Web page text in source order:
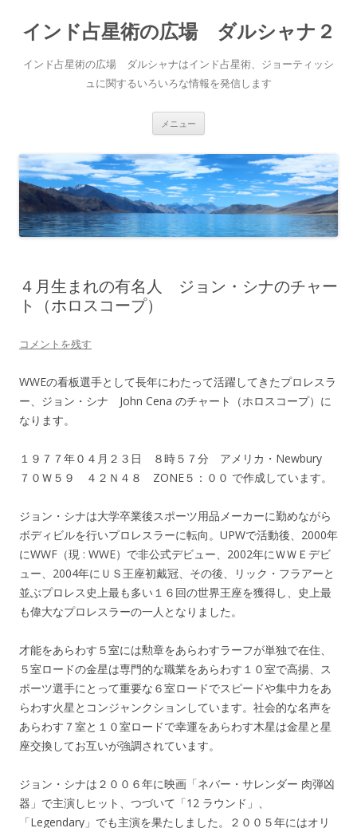
インド占星術の広場 ダルシャナ２
インド占星術の広場 ダルシャナはインド占星術、ジョーティッシ
ュに関するいろいろな情報を発信します
メニュー
ン
ツ
へ
ス
キ
ッ
プ
４月生まれの有名人 ジョン・シナのチャー
ト（ホロスコープ）
コメントを残す
WWEの看板選手として長年にわたって活躍してきたプロレスラ
ー、ジョン・シナ John Cena のチャート（ホロスコープ）に
なります。
１９７７年０４月２３日 ８時５７分 アメリカ・Newbury
７０Ｗ５９ ４２Ｎ４８ ZONE５：００ で作成しています。
ジョン・シナは大学卒業後スポーツ用品メーカーに勤めながら
ボディビルを行いプロレスラーに転向。UPWで活動後、2000年
にWWF（現 : WWE）で非公式デビュー、2002年にＷＷＥデビ
ュー、2004年にＵＳ王座初戴冠、その後、リック・フラアーと
並ぶプロレス史上最も多い１６回の世界王座を獲得し、史上最
も偉大なプロレスラーの一人となりました。
才能をあらわす５室には勲章をあらわすラーフが単独で在住、
５室ロードの金星は専門的な職業をあらわす１０室で高揚、ス
ポーツ選手にとって重要な６室ロードでスピードや集中力をあ
らわす火星とコンジャンクションしています。社会的な名声を
あらわす７室と１０室ロードで幸運をあらわす木星は金星と星
座交換してお互いが強調されています。
ジョン・シナは２００６年に映画「ネバー・サレンダー 肉弾凶
器」で主演しヒット、つづいて「12 ラウンド」、
「Legendary」でも主演を果たしました。２００５年にはオリ